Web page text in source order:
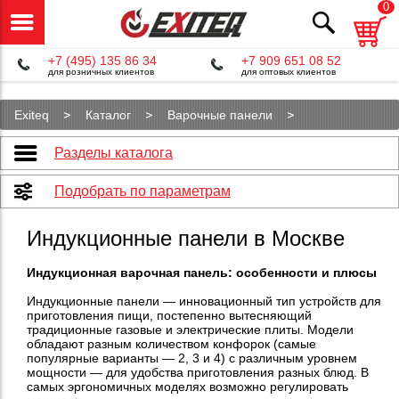
0
+7 (495) 135 86 34
для розничных клиентов
+7 909 651 08 52
для оптовых клиентов
Exiteq Каталог
Варочные панели
Индукционные панели
Разделы каталога
Подобрать по параметрам
Индукционные панели в Москве
Индукционная варочная панель: особенности и плюсы
Индукционные панели — инновационный тип устройств для
приготовления пищи, постепенно вытесняющий
традиционные газовые и электрические плиты. Модели
обладают разным количеством конфорок (самые
популярные варианты — 2, 3 и 4) с различным уровнем
мощности — для удобства приготовления разных блюд. В
самых эргономичных моделях возможно регулировать